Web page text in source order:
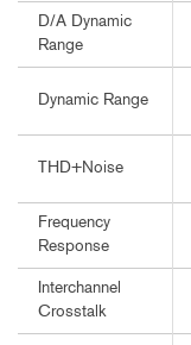
D/A Dynamic
Range
Dynamic Range
THD+Noise
Frequency
Response
Interchannel
Crosstalk